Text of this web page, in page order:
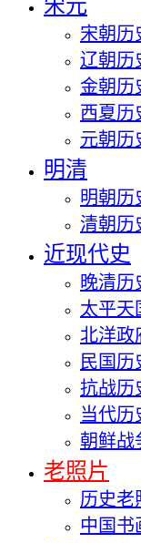
宋元
宋朝历
辽朝历
金朝历
西夏历
元朝历
明清
明朝历
清朝历
近现代史
晚清历
太平天
北洋政
民国历
抗战历
当代历
朝鲜战
老照片
历史老
中国书